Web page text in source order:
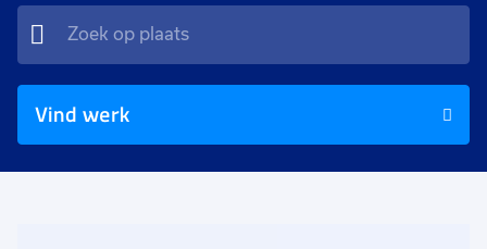
Vind werk